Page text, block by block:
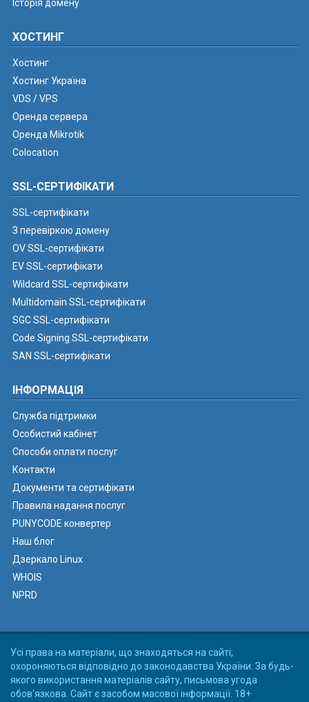
Історія домену
ХОСТИНГ
Хостинг
Хостинг Україна
VDS / VPS
Оренда сервера
Оренда Mikrotik
Colocation
SSL-СЕРТИФІКАТИ
SSL-сертифікати
З перевіркою домену
OV SSL-сертифікати
EV SSL-сертифікати
Wildcard SSL-сертифікати
Multidomain SSL-сертифікати
SGC SSL-сертифікати
Code Signing SSL-сертифікати
SAN SSL-сертифікати
ІНФОРМАЦІЯ
Служба підтримки
Особистий кабінет
Способи оплати послуг
Контакти
Документи та сертифікати
Правила надання послуг
PUNYCODE конвертер
Наш блог
Дзеркало Linux
WHOIS
NPRD
Усі права на матеріали, що знаходяться на сайті,
охороняються відповідно до законодавства України. За будь-
якого використання матеріалів сайту, письмова угода
обов'язкова. Сайт є засобом масової інформації. 18+